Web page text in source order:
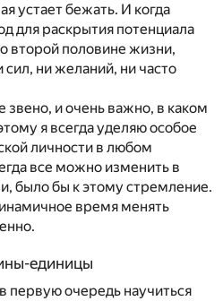
устает бежать. И когда
для раскрытия потенциала
второй половине жизни,
сил, ни желаний, ни часто
и очень важно, в каком
я всегда уделяю особое
личности в любом
все можно изменить в
было бы к этому стремление.
время менять
единицы
очередь научиться